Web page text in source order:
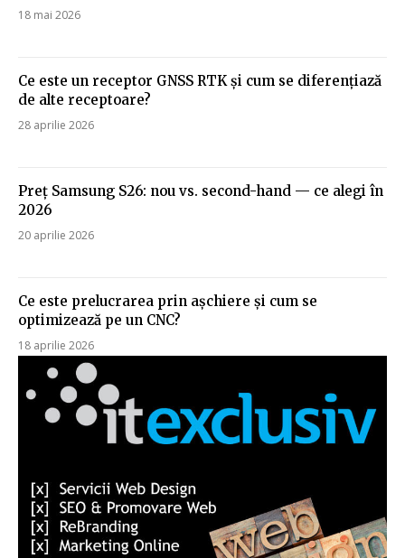
18 mai 2026
Ce este un receptor GNSS RTK și cum se diferențiază
de alte receptoare?
28 aprilie 2026
Preț Samsung S26: nou vs. second-hand — ce alegi în
2026
20 aprilie 2026
Ce este prelucrarea prin așchiere și cum se
optimizează pe un CNC?
18 aprilie 2026